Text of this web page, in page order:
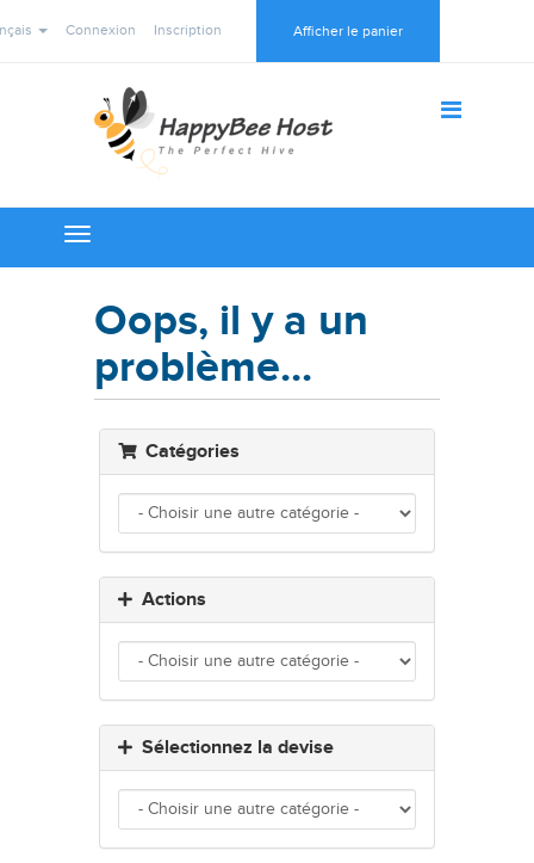
Connexion Inscription Afficher le panier
Toggle
navigation
Oops, il y a un
problème...
Catégories
Actions
Sélectionnez la devise